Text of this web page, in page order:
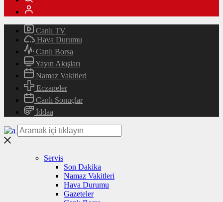
Canlı TV
Hava Durumu
Canlı Borsa
Yayın Akışları
Namaz Vakitleri
Eczaneler
Canlı Sonuçlar
İddaa
Servis
Son Dakika
Namaz Vakitleri
Hava Durumu
Gazeteler